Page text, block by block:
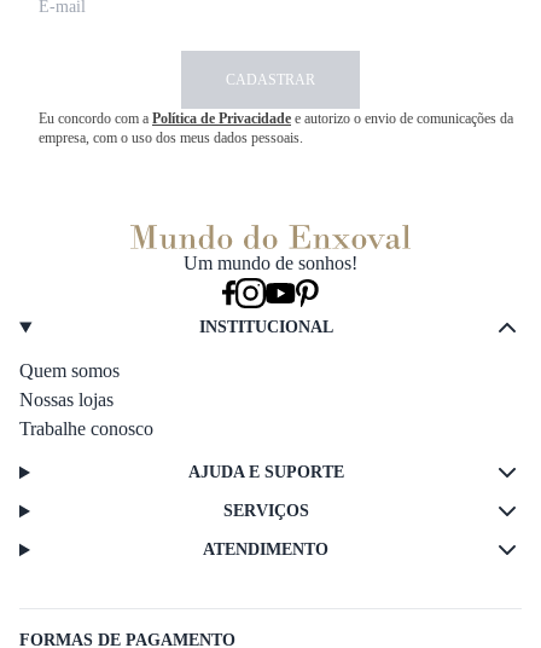
CADASTRAR
Eu concordo com a Política de Privacidade e autorizo o envio de comunicações da
empresa, com o uso dos meus dados pessoais.
Um mundo de sonhos!
INSTITUCIONAL
Quem somos
Nossas lojas
Trabalhe conosco
AJUDA E SUPORTE
SERVIÇOS
ATENDIMENTO
FORMAS DE PAGAMENTO